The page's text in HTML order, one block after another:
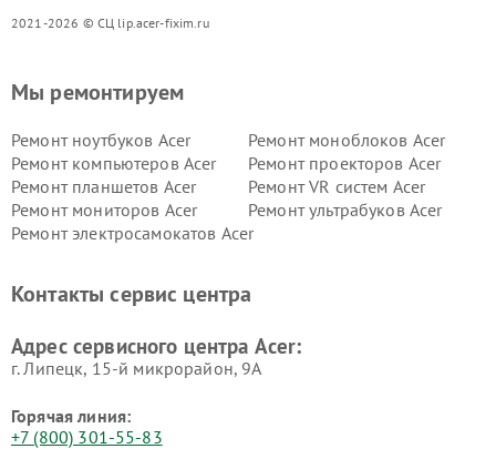
2021-2026 © СЦ lip.acer-fixim.ru
Мы ремонтируем
Ремонт ноутбуков Acer
Ремонт моноблоков Acer
Ремонт компьютеров Acer
Ремонт проекторов Acer
Ремонт планшетов Acer
Ремонт VR систем Acer
Ремонт мониторов Acer
Ремонт ультрабуков Acer
Ремонт электросамокатов Acer
Контакты сервис центра
Адрес сервисного центра Acer:
г. Липецк, 15-й микрорайон, 9А
Горячая линия:
+7 (800) 301-55-83